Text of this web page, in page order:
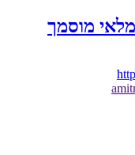
מוסמך